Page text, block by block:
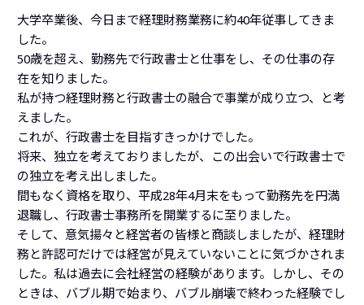
大学卒業後、今日まで経理財務業務に約40年従事してきま
した。
50歳を超え、勤務先で行政書士と仕事をし、その仕事の存
在を知りました。
私が持つ経理財務と行政書士の融合で事業が成り立つ、と考
えました。
これが、行政書士を目指すきっかけでした。
将来、独立を考えておりましたが、この出会いで行政書士で
の独立を考え出しました。
間もなく資格を取り、平成28年4月末をもって勤務先を円満
退職し、行政書士事務所を開業するに至りました。
そして、意気揚々と経営者の皆様と商談しましたが、経理財
務と許認可だけでは経営が見えていないことに気づかされま
した。私は過去に会社経営の経験があります。しかし、その
ときは、バブル期で始まり、バブル崩壊で終わった経験でし